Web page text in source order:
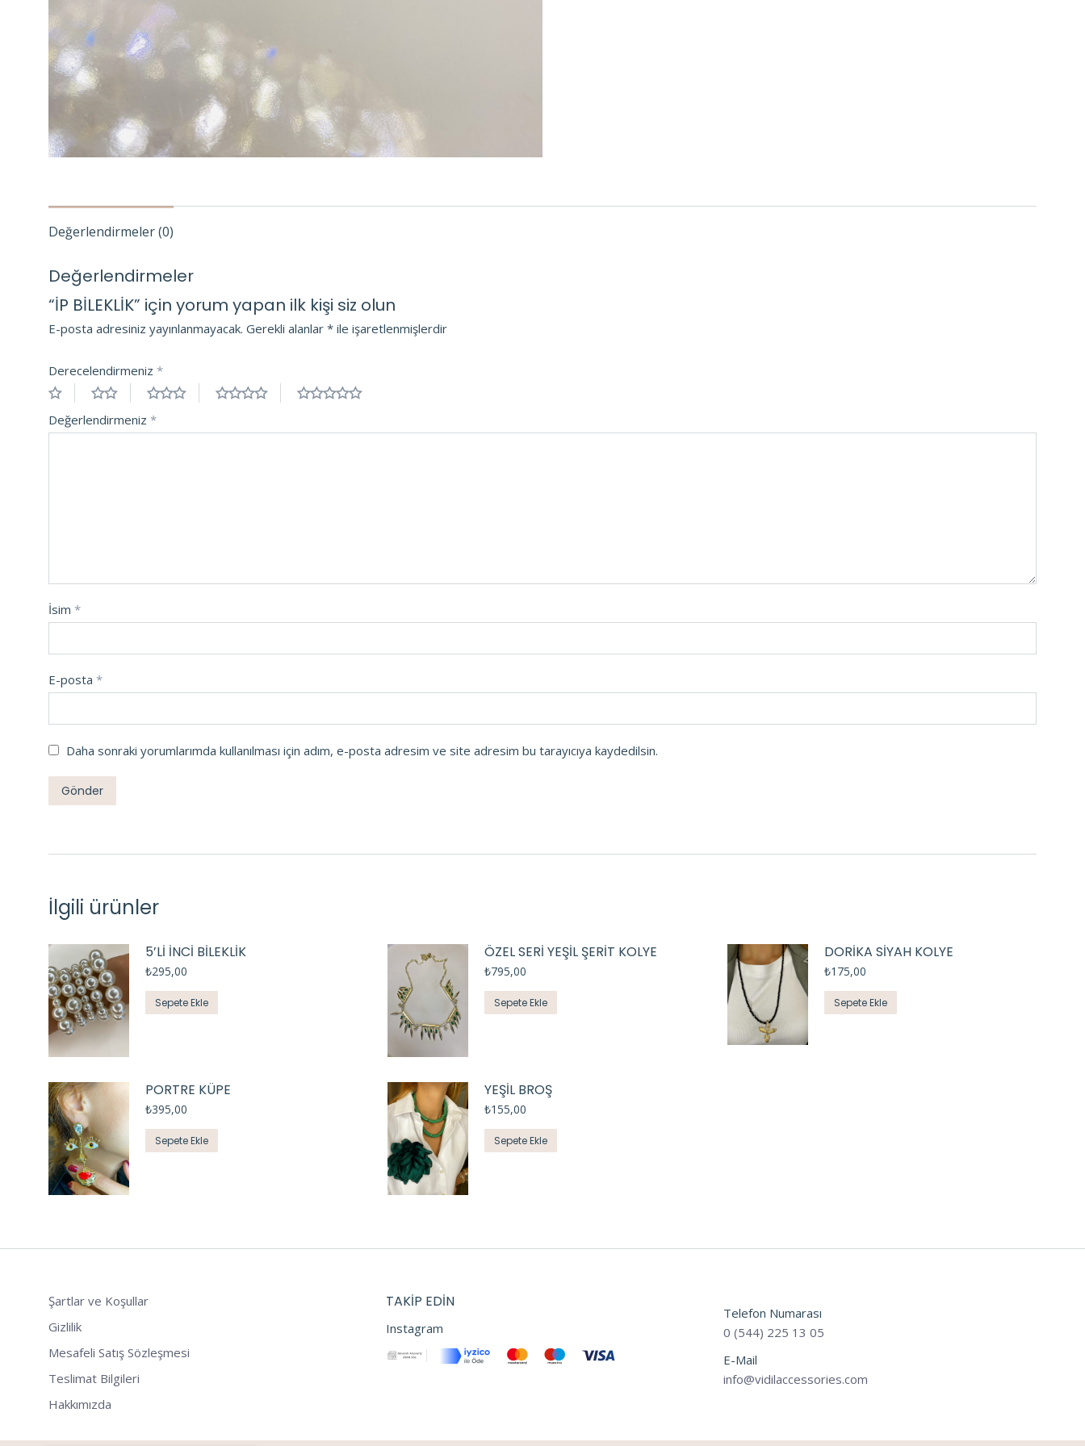
Değerlendirmeler (0)
Değerlendirmeler
“İP BİLEKLİK” için yorum yapan ilk kişi siz olun
E-posta adresiniz yayınlanmayacak. Gerekli alanlar * ile işaretlenmişlerdir
Derecelendirmeniz *
Değerlendirmeniz *
İsim *
E-posta *
Daha sonraki yorumlarımda kullanılması için adım, e-posta adresim ve site adresim bu tarayıcıya kaydedilsin.
İlgili ürünler
5’Lİ İNCİ BİLEKLİK
₺295,00
Sepete Ekle
ÖZEL SERİ YEŞİL ŞERİT KOLYE
₺795,00
Sepete Ekle
DORIKA SIYAH KOLYE
₺175,00
Sepete Ekle
PORTRE KÜPE
₺395,00
Sepete Ekle
YEŞİL BROŞ
₺155,00
Sepete Ekle
Şartlar ve Koşullar
Gizlilik
Mesafeli Satış Sözleşmesi
Teslimat Bilgileri
Hakkımızda
TAKIP EDIN
Instagram
Telefon Numarası
0 (544) 225 13 05
E-Mail
info@vidilaccessories.com